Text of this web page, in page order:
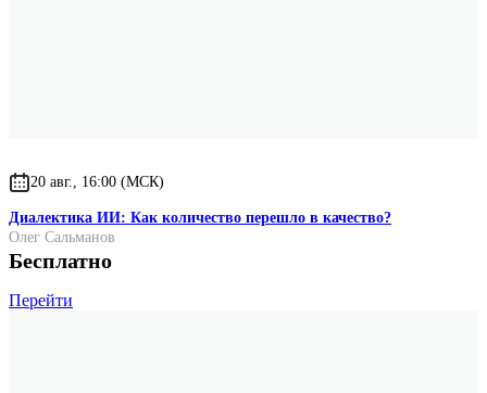
20 авг., 16:00 (МСК)
Диалектика ИИ: Как количество перешло в качество?
Олег Сальманов
Бесплатно
Перейти